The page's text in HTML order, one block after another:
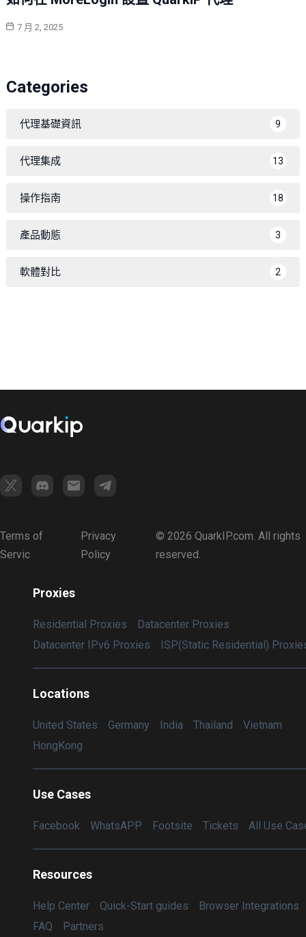
7 月 2, 2025
Categories
代理基礎資訊 9
代理集成 13
操作指南 18
產品動態 3
軟體對比 2
Terms of
Servic
Privacy
Policy
© 2026 QuarkIP.com. All rights
reserved.
Proxies
Residential Proxies
Datacenter Proxies
Datacenter IPv6 Proxies
ISP(Static Residential)
Locations
United States Germany India Thailand
Vietnam
HongKong
Use Cases
Facebook WhatsAPP Footsite Tickets All Use
Resources
Help Center Quick-Start guides
Browser Integrations
FAQ
Partners